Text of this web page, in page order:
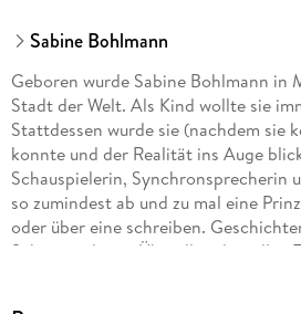
Sabine Bohlmann
Geboren wurde Sabine Bohlmann in
Stadt der Welt. Als Kind wollte sie
Stattdessen wurde sie (nachdem sie
konnte und der Realität ins Auge
Schauspielerin, Synchronsprecherin
so zumindest ab und zu mal eine
oder über eine schreiben.
Schmetterlinge. Überall und zu allen